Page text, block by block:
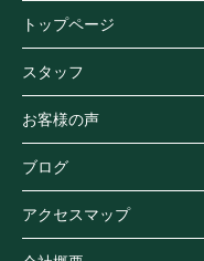
トップページ
スタッフ
お客様の声
ブログ
アクセスマップ